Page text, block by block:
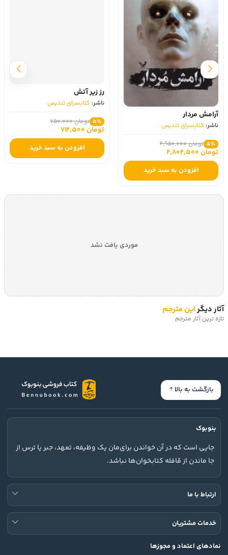
آرامش مردار
ناشر: کتابسرای تندیس
5٪ تومان 2,950,000
تومان 2,802,500
افزودن به سبد خرید
رز زیر آتش
ناشر: کتابسرای تندیس
5٪ تومان 750,000
تومان 712,500
افزودن به سبد خرید
موردی یافت نشد
آثار دیگراین مترجم
تازه ترین آثار مترجم
بازگشت به بالا
بنوبوک
جایی است که در آن خواندن برای‌مان یک وظیفه، تعهد، جبر یا ترس از
جا ماندن از قافله کتابخوان‌ها نباشد.
ارتباط با ما
خدمات مشتریان
نمادهای اعتماد و مجوزها